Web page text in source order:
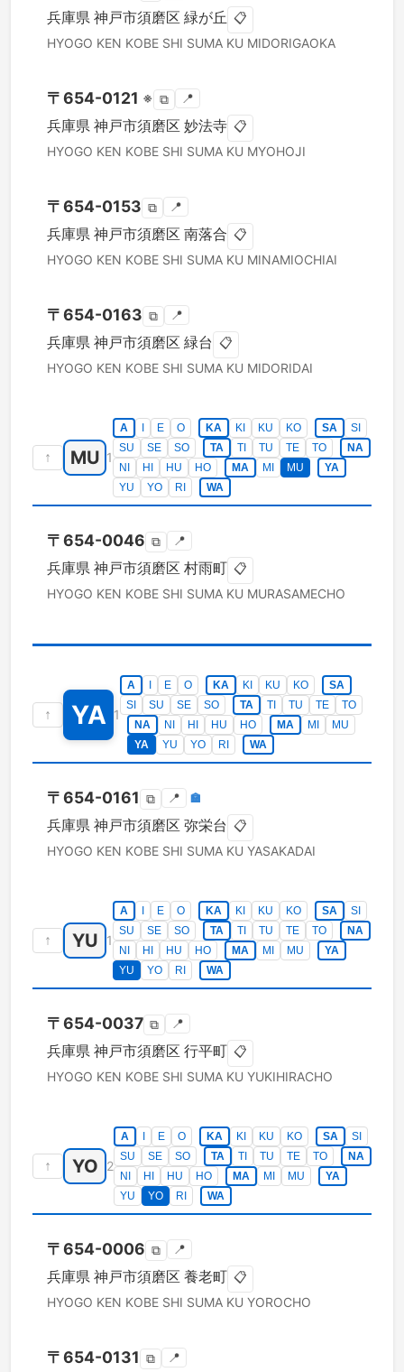
兵庫県 神戸市須磨区 緑が丘 📋
HYOGO KEN KOBE SHI SUMA KU MIDORIGAOKA
〒654-0121 ※ ⧉ 📍
兵庫県 神戸市須磨区 妙法寺 📋
HYOGO KEN KOBE SHI SUMA KU MYOHOJI
〒654-0153 ⧉ 📍
兵庫県 神戸市須磨区 南落合 📋
HYOGO KEN KOBE SHI SUMA KU MINAMIOCHIAI
〒654-0163 ⧉ 📍
兵庫県 神戸市須磨区 緑台 📋
HYOGO KEN KOBE SHI SUMA KU MIDORIDAI
↑ MU 1
A E O KA KI KU KO SA
SI
SU
SE SO TA TI TU TE TO
NA
NI
HI HU HO MA MI MU
YA
YU
YO RI WA
〒654-0046 ⧉ 📍
兵庫県 神戸市須磨区 村雨町 📋
HYOGO KEN KOBE SHI SUMA KU MURASAMECHO
↑ YA 1
A E O KA KI KU KO
SA
SI
SU SE SO TA TI TU TE
TO
NA
NI HI HU HO MA MI
MU
YA
YU YO RI WA
〒654-0161 ⧉ 📍 🏣
兵庫県 神戸市須磨区 弥栄台 📋
HYOGO KEN KOBE SHI SUMA KU YASAKADAI
↑ YU 1
A E O KA KI KU KO SA
SI
SU
SE SO TA TI TU TE TO
NA
NI
HI HU HO MA MI MU
YA
YU
YO RI WA
〒654-0037 ⧉ 📍
兵庫県 神戸市須磨区 行平町 📋
HYOGO KEN KOBE SHI SUMA KU YUKIHIRACHO
↑ YO 2
A E O KA KI KU KO SA
SI
SU
SE SO TA TI TU TE TO
NA
NI
HI HU HO MA MI MU
YA
YU
YO RI WA
〒654-0006 ⧉ 📍
兵庫県 神戸市須磨区 養老町 📋
HYOGO KEN KOBE SHI SUMA KU YOROCHO
〒654-0131 ⧉ 📍